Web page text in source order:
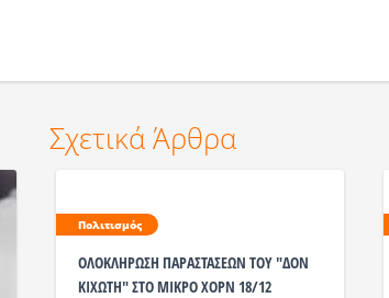
Σχετικά Άρθρα
Πολιτισμός
ΟΛΟΚΛΗΡΩΣΗ ΠΑΡΑΣΤΑΣΕΩΝ ΤΟΥ "ΔΟΝ
ΚΙΧΩΤΗ" ΣΤΟ ΜΙΚΡΟ ΧΟΡΝ 18/12